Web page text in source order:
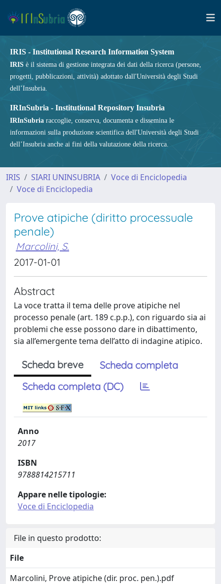
IRIS - Institutional Research Information System
IRIS è il sistema di gestione integrata dei dati della ricerca (persone,
progetti, pubblicazioni, attività) adottato dall'Università degli Studi
dell’Insubria.
IRInSubria - Institutional Repository Insubria
IRInSubria raccoglie, conserva, documenta e dissemina le
informazioni sulla produzione scientifica dell'Università degli Studi
dell’Insubria anche ai fini della valutazione della ricerca.
IRIS SIARI UNINSUBRIA
Voce di Enciclopedia
Voce di Enciclopedia
Prove atipiche (diritto processuale
penale)
Marcolini, S.
2017-01-01
Abstract
La voce tratta il tema delle prove atipiche nel
processo penale (art. 189 c.p.p.), con riguardo sia ai
problemi che esse possono dare in dibattimento,
sia all’emergente tema dell’atto di indagine atipico.
Scheda breve
Scheda completa
Scheda completa (DC)
Anno
2017
ISBN
9788814215711
Appare nelle tipologie:
Voce di Enciclopedia
File in questo prodotto:
File
Marcolini, Prove atipiche (dir. proc. pen.).pdf